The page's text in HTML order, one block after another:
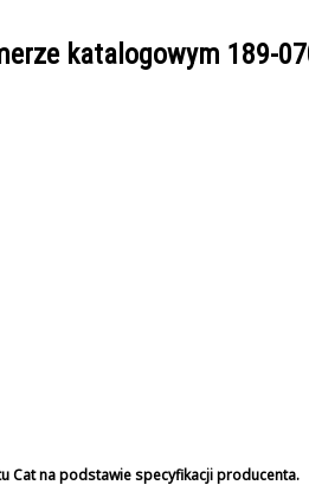
katalogowym 189-
Cat na podstawie specyfikacji producenta.